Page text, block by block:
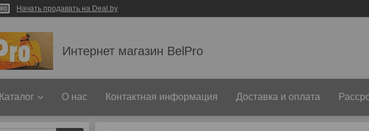
Начать продавать на Deal.by
Интернет магазин BelPro
Каталог О нас Контактная информация Доставка и оплата